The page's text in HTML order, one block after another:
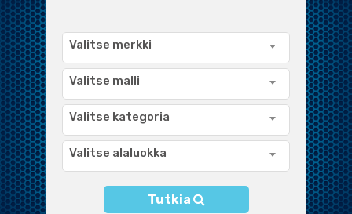
LAAJA VALIKOIMA
Valitse merkki
Valitse malli
Valitse kategoria
Valitse alaluokka
Tutkia